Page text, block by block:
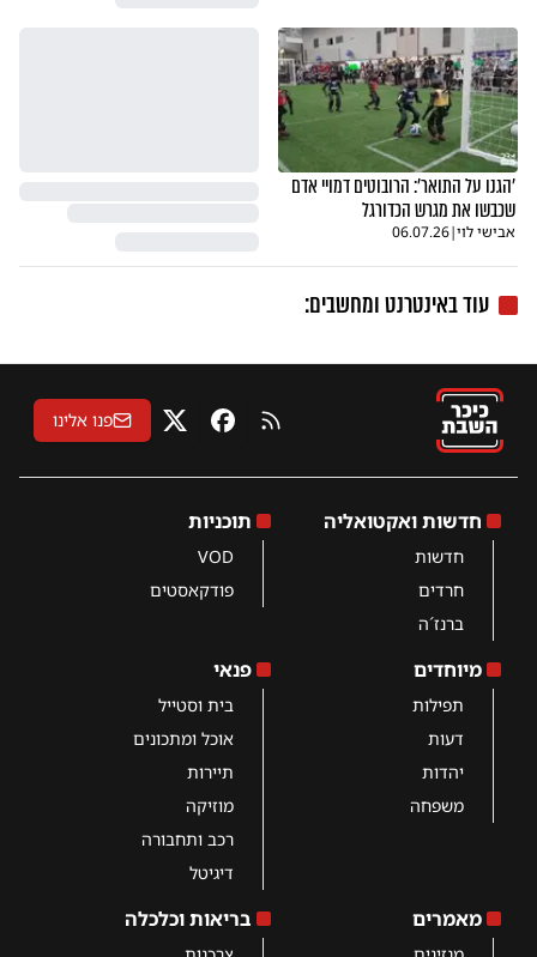
'הגנו על התואר': הרובוטים דמויי אדם
שכבשו את מגרש הכדורגל
אבישי לוי|
06.07.26
עוד באינטרנט ומחשבים:
RSS פייסבוקX פנו אלינו
חדשות ואקטואליה
חדשות
חרדים
ברנז´ה
תוכניות
VOD
פודקאסטים
מיוחדים
תפילות
דעות
יהדות
משפחה
פנאי
בית וסטייל
אוכל ומתכונים
תיירות
מוזיקה
רכב ותחבורה
דיגיטל
מאמרים בריאות וכלכלה